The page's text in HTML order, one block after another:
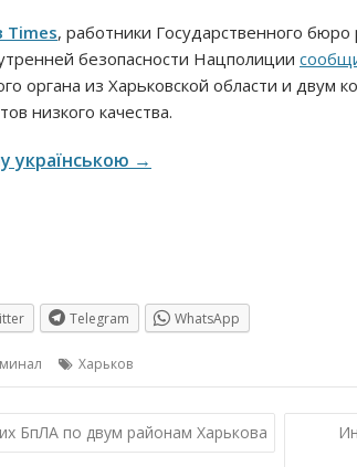
Times, работники Государственного
безопасности Нацполиции
органа из Харьковской области и двум
низкого качества.
українською →
Telegram WhatsApp
Харьков
БпЛА по двум районам Харькова